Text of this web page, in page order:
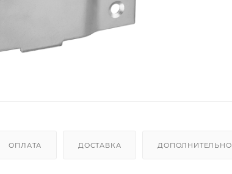
ОПЛАТА ДОСТАВКА ДОПОЛНИТЕЛЬНО